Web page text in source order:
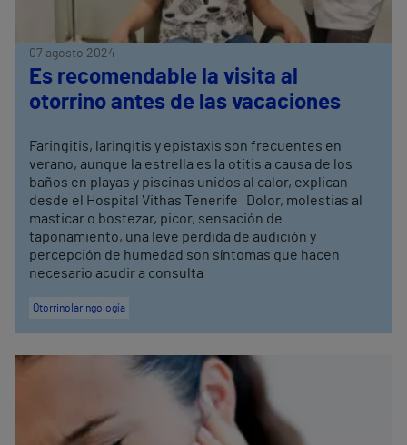
07 agosto 2024
Es recomendable la visita al
otorrino antes de las vacaciones
Faringitis, laringitis y epistaxis son frecuentes en
verano, aunque la estrella es la otitis a causa de los
baños en playas y piscinas unidos al calor, explican
desde el Hospital Vithas Tenerife Dolor, molestias al
masticar o bostezar, picor, sensación de
taponamiento, una leve pérdida de audición y
percepción de humedad son síntomas que hacen
necesario acudir a consulta
Otorrinolaringología